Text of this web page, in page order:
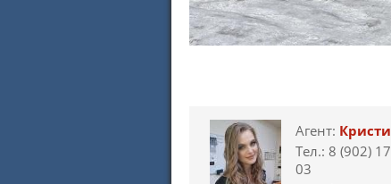
Агент:
Тел.: 8 (902)
03